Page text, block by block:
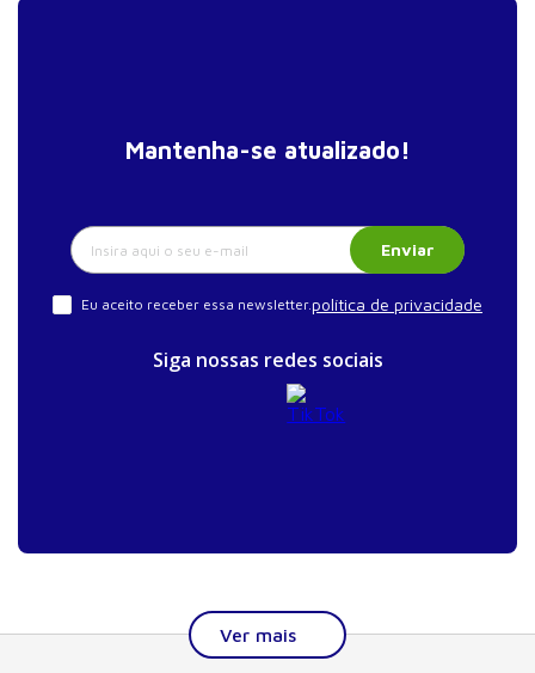
Mantenha-se atualizado!
Enviar
Eu aceito receber essa newsletter.política de privacidade
Siga nossas redes sociais